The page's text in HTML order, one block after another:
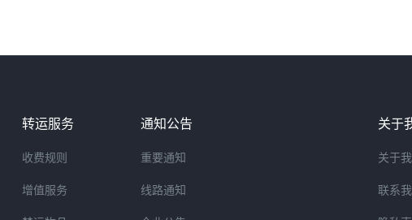
转运服务
收费规则
增值服务
通知公告
重要通知
线路通知
关于
关于
联系